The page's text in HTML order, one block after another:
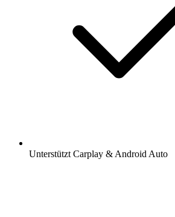
Unterstützt Carplay & Android Auto